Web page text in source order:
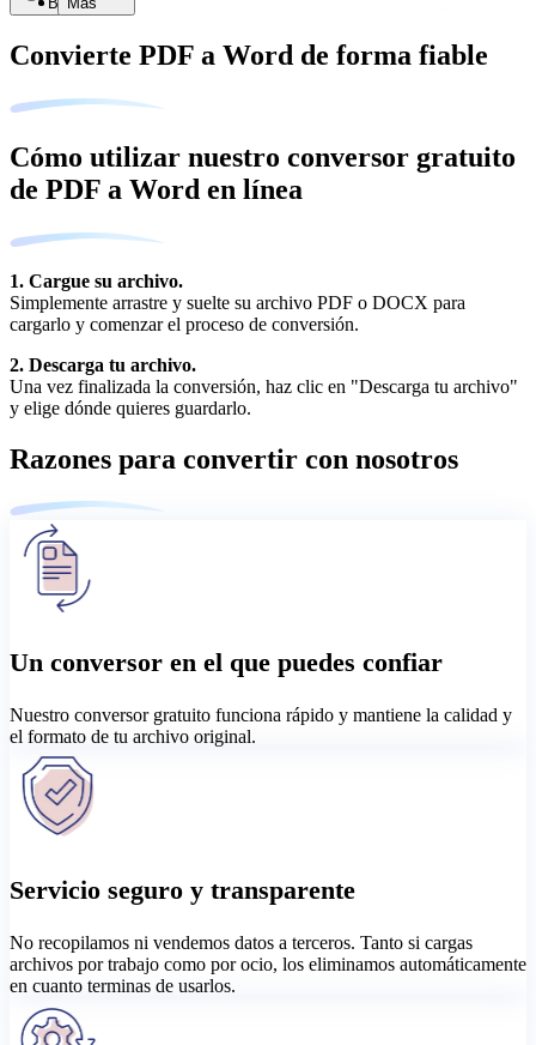
Convierte PDF a Word de forma fiable
Cómo utilizar nuestro conversor gratuito
de PDF a Word en línea
1. Cargue su archivo.
Simplemente arrastre y suelte su archivo PDF o DOCX para
cargarlo y comenzar el proceso de conversión.
2. Descarga tu archivo.
Una vez finalizada la conversión, haz clic en "Descarga tu archivo"
y elige dónde quieres guardarlo.
Razones para convertir con nosotros
Un conversor en el que puedes confiar
Nuestro conversor gratuito funciona rápido y mantiene la calidad y
el formato de tu archivo original.
Servicio seguro y transparente
No recopilamos ni vendemos datos a terceros. Tanto si cargas
archivos por trabajo como por ocio, los eliminamos automáticamente
en cuanto terminas de usarlos.